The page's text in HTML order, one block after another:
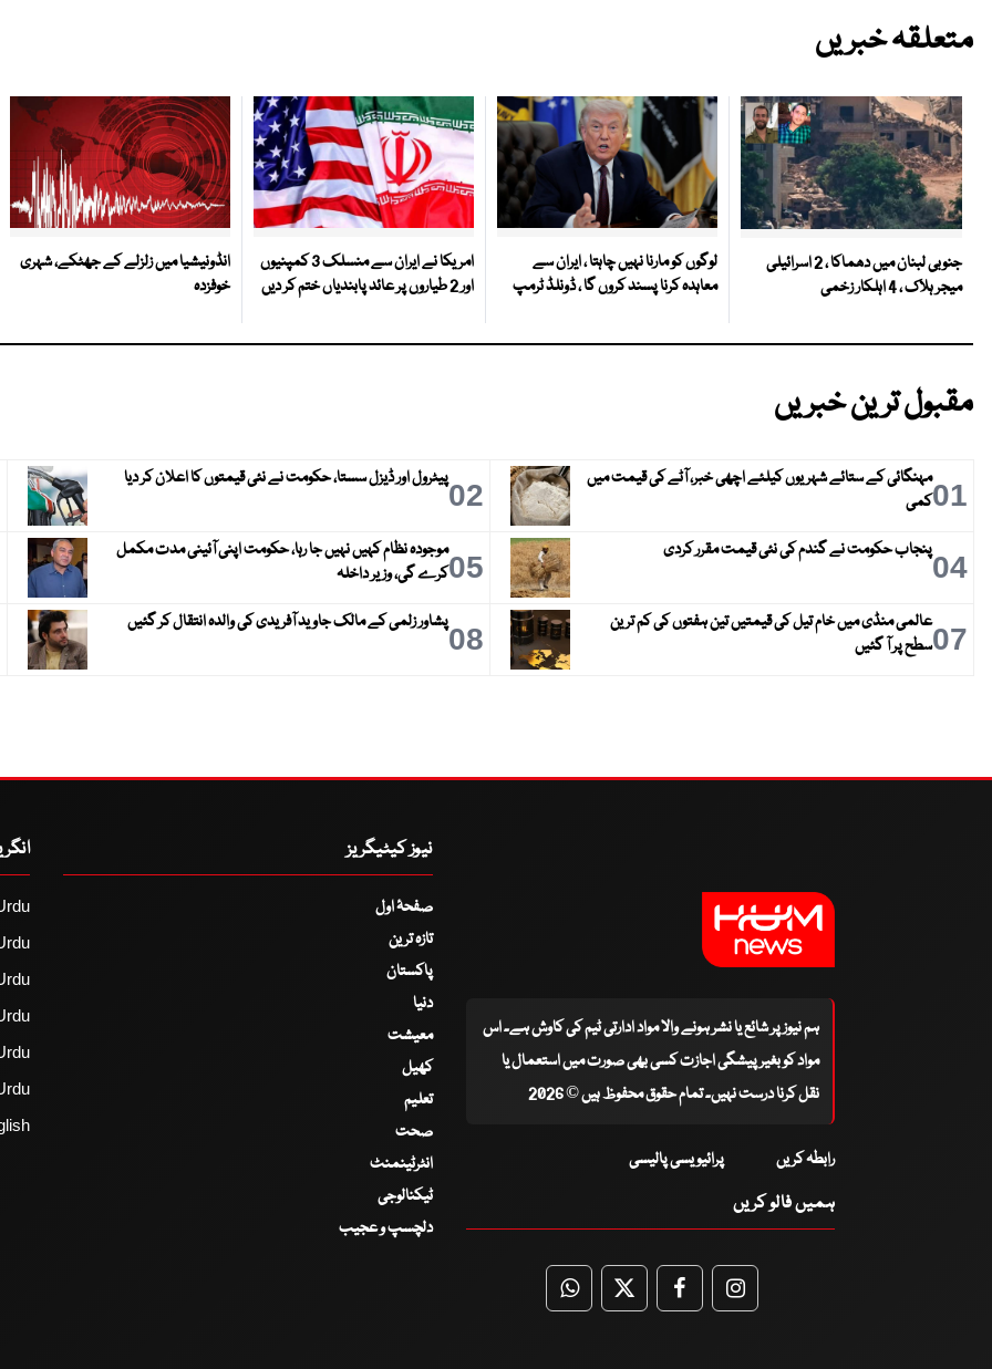
متعلقہ خبریں
جنوبی لبنان میں دھماکا ، 2 اسرائیلی
میجر ہلاک ، 4 اہلکار زخمی
لوگوں کو مارنا نہیں چاہتا ، ایران سے
معاہدہ کرنا پسند کروں گا ، ڈونلڈ ٹرمپ
امریکا نے ایران سے منسلک 3 کمپنیوں
اور 2 طیاروں پر عائد پابندیاں ختم کر دیں
انڈونیشیا میں زلزلے کے جھٹکے، شہری
خوفزدہ
مقبول ترین خبریں
01مہنگائی کے ستائے شہریوں کیلئے اچھی خبر، آٹے کی قیمت میں
کمی
02پیٹرول اور ڈیزل سستا، حکومت نے نئی قیمتوں کا اعلان کر دیا
04پنجاب حکومت نے گندم کی نئی قیمت مقرر کردی 05موجودہ نظام کہیں نہیں جا رہا، حکومت اپنی آئینی مدت مکمل
کرے گی، وزیر داخلہ
07عالمی منڈی میں خام تیل کی قیمتیں تین ہفتوں کی کم ترین
سطح پر آ گئیں
08پشاور زلمی کے مالک جاوید آفریدی کی والدہ انتقال کر گئیں
ہم نیوز پر شائع یا نشر ہونے والا مواد ادارتی ٹیم کی کاوش ہے۔ اس
مواد کو بغیر پیشگی اجازت کسی بھی صورت میں استعمال یا
نقل کرنا درست نہیں۔ تمام حقوق محفوظ ہیں © 2026
رابطہ کریں پرائیویسی پالیسی
ہمیں فالو کریں
WhatsApp
TwitterFacebookFacebook
نیوز کیٹیگریز
صفحۂ اول
تازہ ترین
پاکستان
دنیا
معیشت
کھیل
تعلیم
صحت
انٹرٹینمنٹ
ٹیکنالوجی
دلچسپ و عجیب